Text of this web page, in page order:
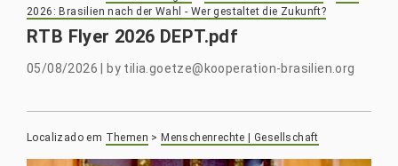
2026: Brasilien nach der Wahl - Wer gestaltet die Zukunft?
RTB Flyer 2026 DEPT.pdf
05/08/2026 by tilia.goetze@kooperation-brasilien.org
Localizado em Themen > Menschenrechte | Gesellschaft